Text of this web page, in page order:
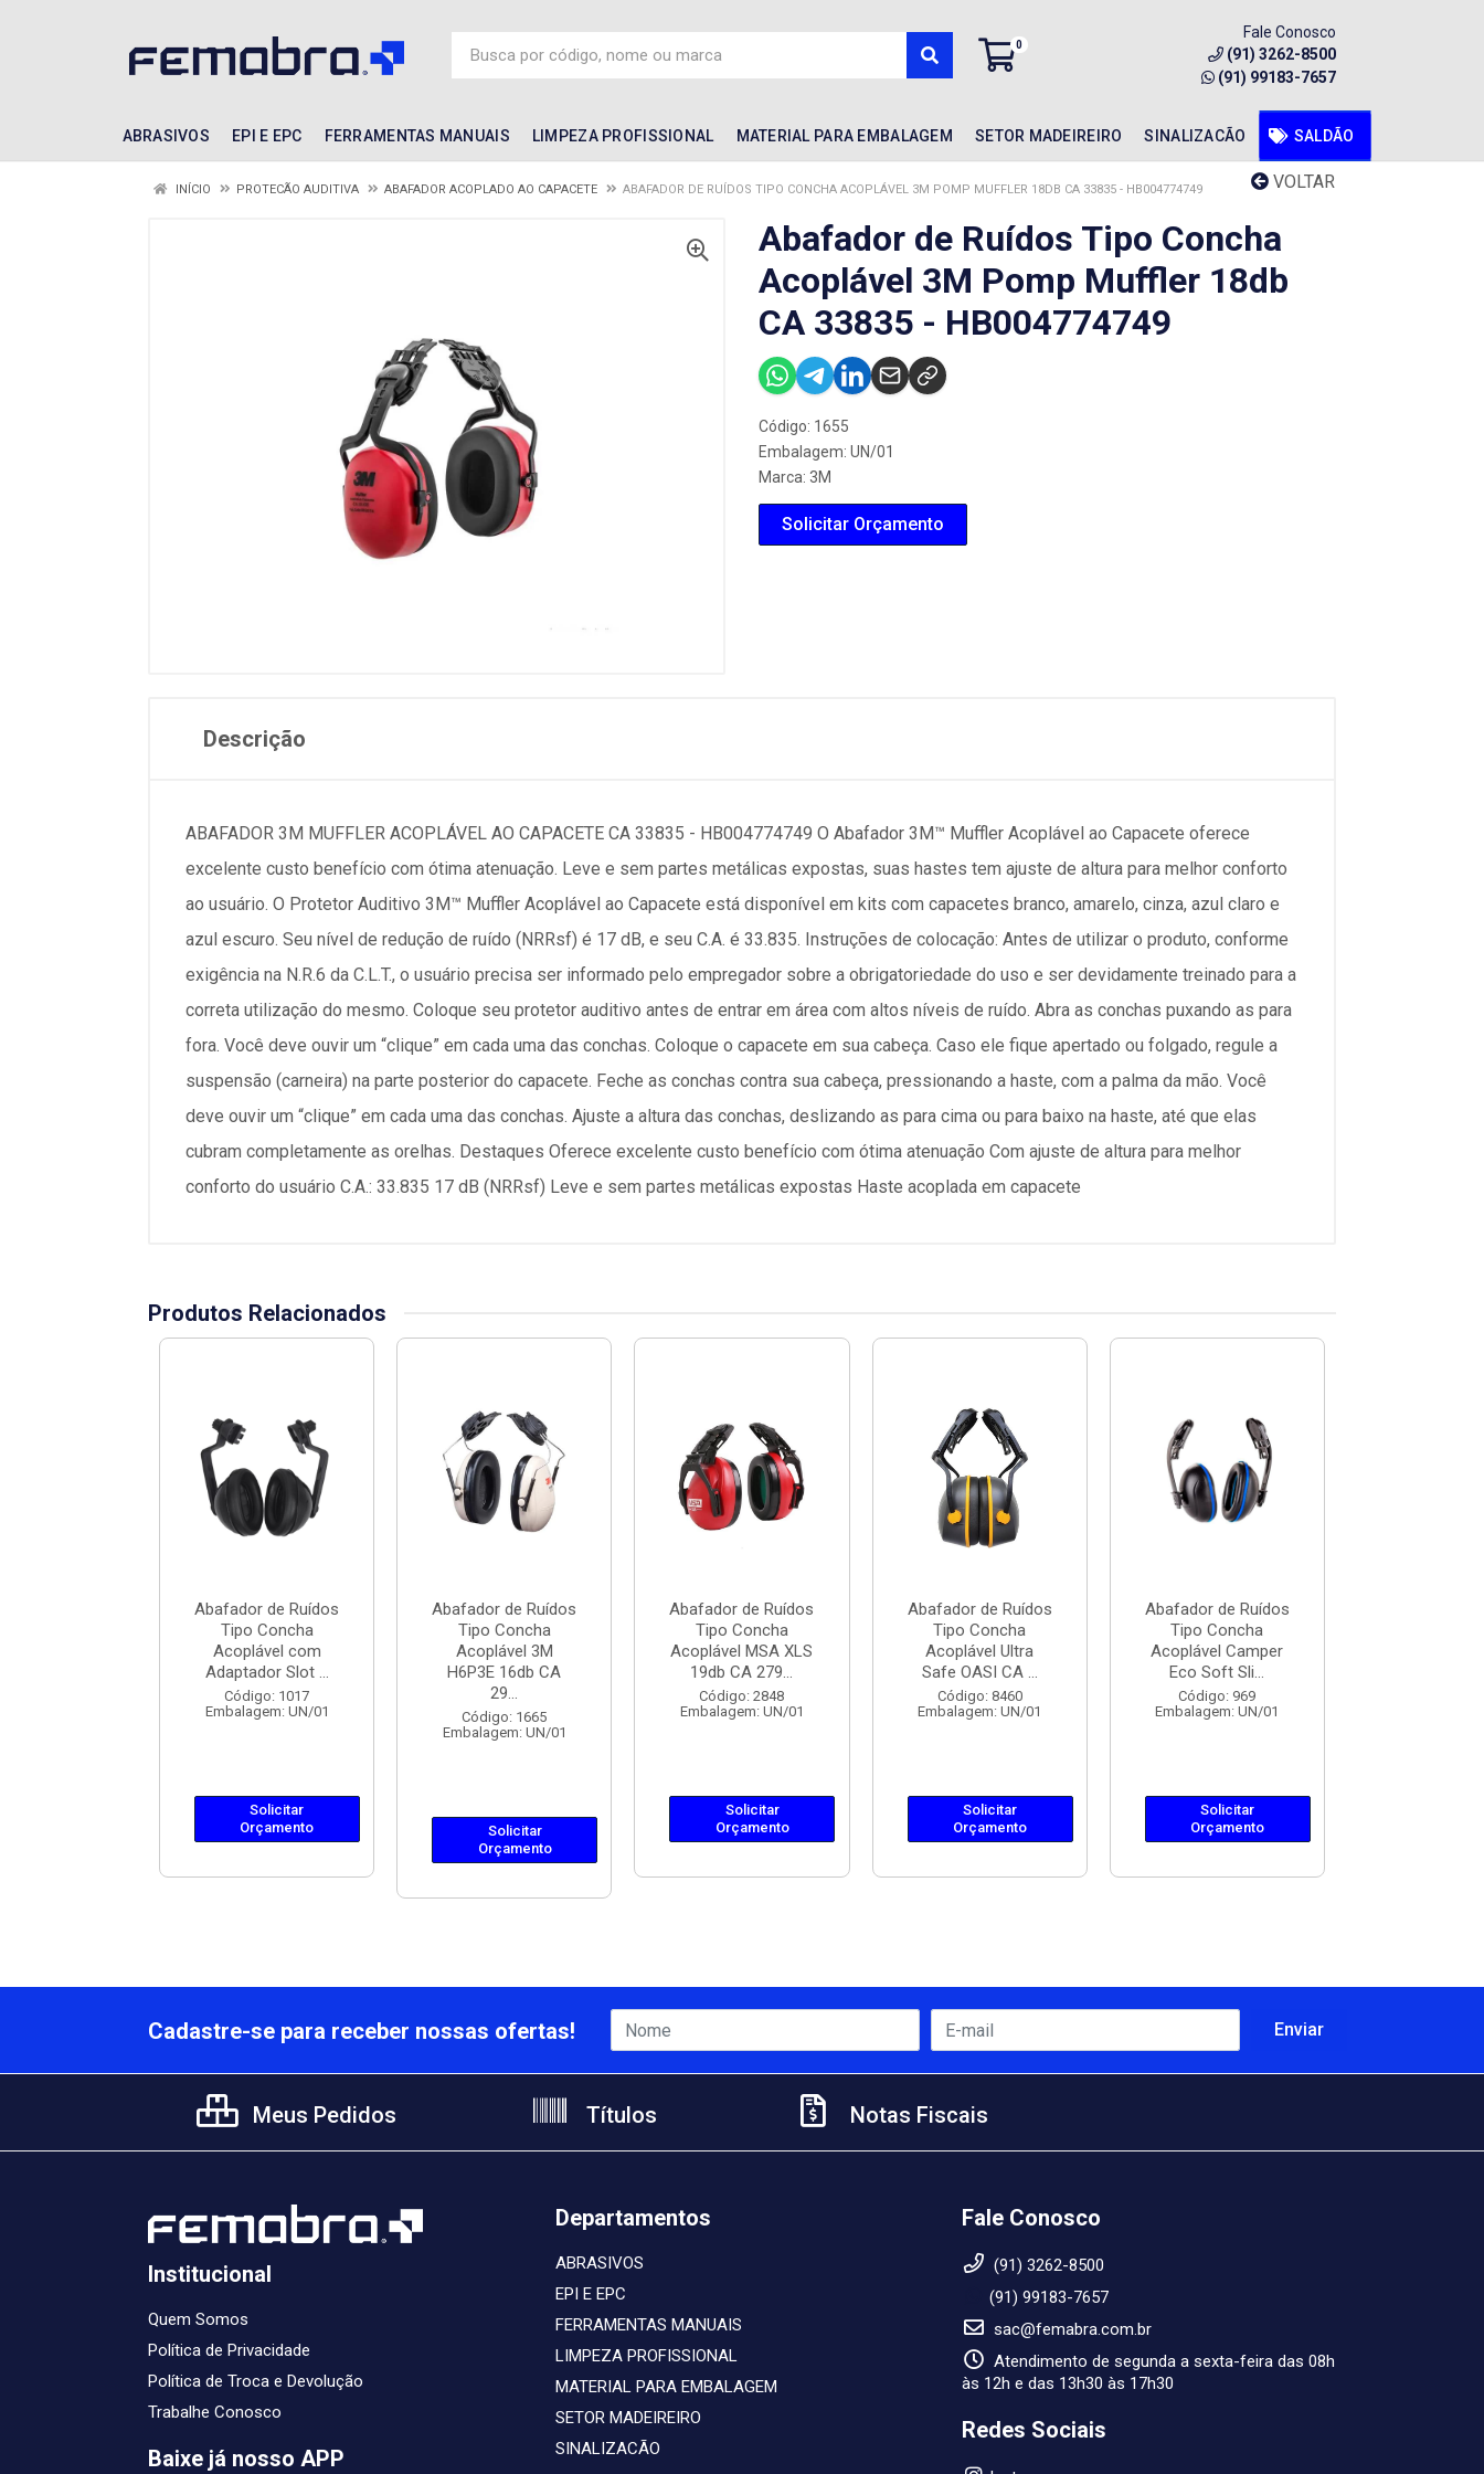
0
Fale Conosco
(91) 3262-8500
(91) 99183-7657
ABRASIVOS EPI E EPC FERRAMENTAS MANUAIS LIMPEZA PROFISSIONAL MATERIAL PARA EMBALAGEM SETOR MADEIREIRO SINALIZACÃO SALDÃO
VOLTAR
INÍCIO PROTECÃO AUDITIVA ABAFADOR ACOPLADO AO CAPACETE ABAFADOR DE RUÍDOS TIPO CONCHA ACOPLÁVEL 3M POMP MUFFLER 18DB CA 33835 - HB004774749
Abafador de Ruídos Tipo Concha
Acoplável 3M Pomp Muffler 18db
CA 33835 - HB004774749
Código: 1655
Embalagem: UN/01
Marca: 3M
Solicitar Orçamento
Descrição
ABAFADOR 3M MUFFLER ACOPLÁVEL AO CAPACETE CA 33835 - HB004774749 O Abafador 3M™ Muffler Acoplável ao Capacete oferece
excelente custo benefício com ótima atenuação. Leve e sem partes metálicas expostas, suas hastes tem ajuste de altura para melhor conforto
ao usuário. O Protetor Auditivo 3M™ Muffler Acoplável ao Capacete está disponível em kits com capacetes branco, amarelo, cinza, azul claro e
azul escuro. Seu nível de redução de ruído (NRRsf) é 17 dB, e seu C.A. é 33.835. Instruções de colocação: Antes de utilizar o produto, conforme
exigência na N.R.6 da C.L.T., o usuário precisa ser informado pelo empregador sobre a obrigatoriedade do uso e ser devidamente treinado para a
correta utilização do mesmo. Coloque seu protetor auditivo antes de entrar em área com altos níveis de ruído. Abra as conchas puxando as para
fora. Você deve ouvir um “clique” em cada uma das conchas. Coloque o capacete em sua cabeça. Caso ele fique apertado ou folgado, regule a
suspensão (carneira) na parte posterior do capacete. Feche as conchas contra sua cabeça, pressionando a haste, com a palma da mão. Você
deve ouvir um “clique” em cada uma das conchas. Ajuste a altura das conchas, deslizando as para cima ou para baixo na haste, até que elas
cubram completamente as orelhas. Destaques Oferece excelente custo benefício com ótima atenuação Com ajuste de altura para melhor
conforto do usuário C.A.: 33.835 17 dB (NRRsf) Leve e sem partes metálicas expostas Haste acoplada em capacete
Produtos Relacionados
Abafador de Ruídos
Tipo Concha
Acoplável com
Adaptador Slot ...
Código: 1017
Embalagem: UN/01
Solicitar
Orçamento
Abafador de Ruídos
Tipo Concha
Acoplável 3M
H6P3E 16db CA
29...
Código: 1665
Embalagem: UN/01
Solicitar
Orçamento
Abafador de Ruídos
Tipo Concha
Acoplável MSA XLS
19db CA 279...
Código: 2848
Embalagem: UN/01
Solicitar
Orçamento
Abafador de Ruídos
Tipo Concha
Acoplável Ultra
Safe OASI CA ...
Código: 8460
Embalagem: UN/01
Solicitar
Orçamento
Abafador de Ruídos
Tipo Concha
Acoplável Camper
Eco Soft Sli...
Código: 969
Embalagem: UN/01
Solicitar
Orçamento
Cadastre-se para receber nossas ofertas!
Meus Pedidos Títulos Notas Fiscais
Institucional
Quem Somos
Política de Privacidade
Política de Troca e Devolução
Trabalhe Conosco
Baixe já nosso APP
Departamentos
ABRASIVOS
EPI E EPC
FERRAMENTAS MANUAIS
LIMPEZA PROFISSIONAL
MATERIAL PARA EMBALAGEM
SETOR MADEIREIRO
SINALIZACÃO
Fale Conosco
(91) 3262-8500
(91) 99183-7657
sac@femabra.com.br
Atendimento de segunda a sexta-feira das 08h
às 12h e das 13h30 às 17h30
Redes Sociais